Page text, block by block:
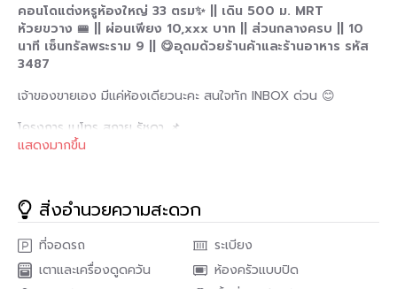
คอนโดแต่งหรูห้องใหญ่ 33 ตรม✨ || เดิน 500 ม. MRT
ห้วยขวาง 🚝 || ผ่อนเพียง 10,xxx บาท || ส่วนกลางครบ || 10
นาที เซ็นทรัลพระราม 9 || 😋อุดมด้วยร้านค้าและร้านอาหาร รหัส
3487
เจ้าของขายเอง มีแค่ห้องเดียวนะคะ สนใจทัก INBOX ด่วน 😊
โครงการ เมโทร สกาย รัชดา 📌
ความคลาสสิกร่วมสมัยเพิ่มความหรูหราด้วยการประดับไฟตามผนัง
และใส่โคมไฟแชนเดอเลียร์ ให้อารมณ์เสมือนอยู่ห้องโถงบ้านหรู
✅รายละเอียดห้อง
แสดงมากขึ้น
สิ่งอำนวยความสะดวก
ที่จอดรถ
ระเบียง
เตาและเครื่องดูดควัน
ห้องครัวแบบปิด